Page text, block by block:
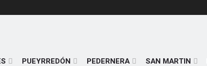
PUEYRREDÓN PEDERNERA SAN MARTIN